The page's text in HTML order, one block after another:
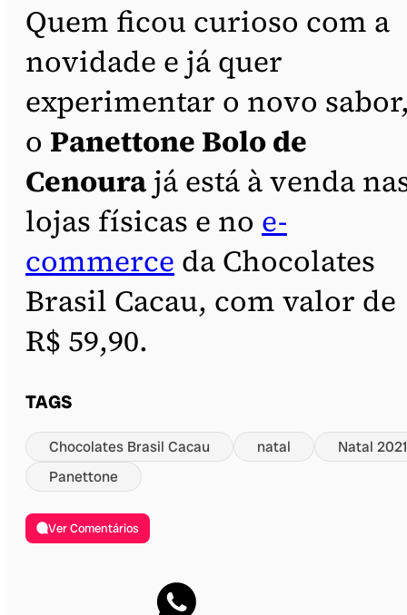
Quem ficou curioso com a
novidade e já quer
experimentar o novo
o Panettone Bolo de
Cenourajá está à venda
lojas físicas e no e-
commerce da Chocolates
Brasil Cacau, com valor de
R$ 59,90.
TAGS
Chocolates Brasil Cacau natal
Natal 2021
Panettone
Ver Comentários